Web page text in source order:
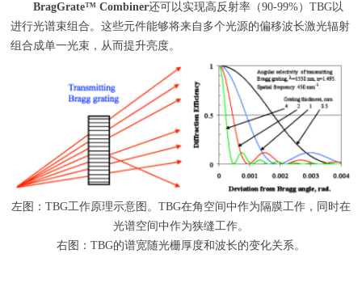
BragGrate™Combiner还可以实现高反射率（90-99%）TBG以
进行光谱束组合。这些元件能够将来自多个光源的偏移波长激光辐射
组合成单一光束，从而提升亮度。
左图： TBG工作原理示意图。 TBG在角空间中作为隔膜工作，同时在
光谱空间中作为狭缝工作。
右图： TBG的谱宽随光栅厚度和波长的变化关系。